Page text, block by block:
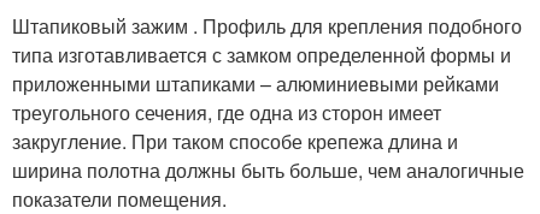
Штапиковый зажим . Профиль для крепления подобного
типа изготавливается с замком определенной формы и
приложенными штапиками – алюминиевыми рейками
треугольного сечения, где одна из сторон имеет
закругление. При таком способе крепежа длина и
ширина полотна должны быть больше, чем аналогичные
показатели помещения.